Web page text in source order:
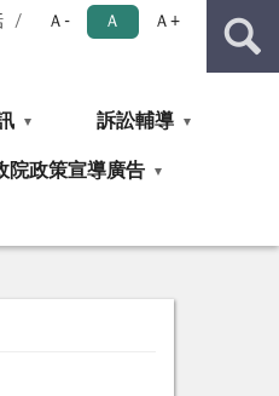
Ａ- Ａ Ａ+
訴訟輔導
院政策宣導廣告